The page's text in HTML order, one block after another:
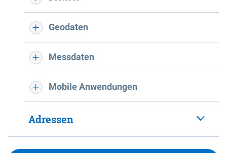
Geodaten
Messdaten
Mobile Anwendungen
Adressen